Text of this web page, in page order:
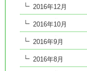
2016年12月
2016年10月
2016年9月
2016年8月